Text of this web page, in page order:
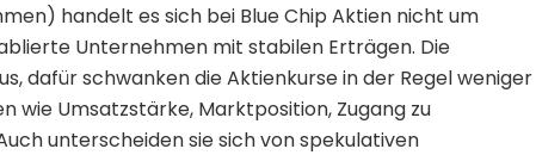
handelt es sich bei Blue Chip Aktien nicht um
Unternehmen mit stabilen Erträgen. Die
dafür schwanken die Aktienkurse in der Regel weniger
wie Umsatzstärke, Marktposition, Zugang zu
unterscheiden sie sich von spekulativen